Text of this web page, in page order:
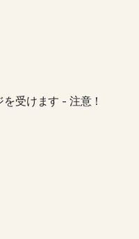
受けます - 注意！